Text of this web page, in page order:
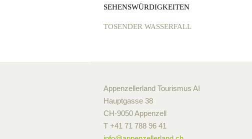
SEHENSWÜRDIGKEITEN
TOSENDER WASSERFALL
Appenzellerland Tourismus AI
Hauptgasse 38
CH-9050 Appenzell
T +41 71 788 96 41